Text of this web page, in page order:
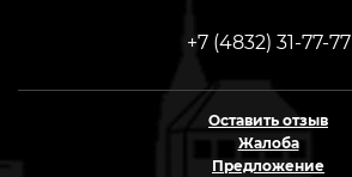
+7 (4832) 31-77-77
Оставить отзыв
Жалоба
Предложение